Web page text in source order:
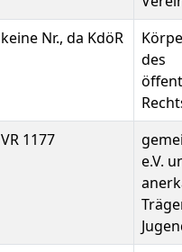
keine Nr., da KdöR
des
VR 1177
e.V.